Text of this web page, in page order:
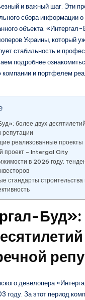
и важный шаг. Эти
сбора информации о
объекта.
Украины, который
стабильность и
подробнее
компании и портфелем
более двух десятилетий
репутации
реализованные проекты
проект – Intergal City
в 2026 году:
стандарты строительства
Буд»:
девелопера
году. За этот период